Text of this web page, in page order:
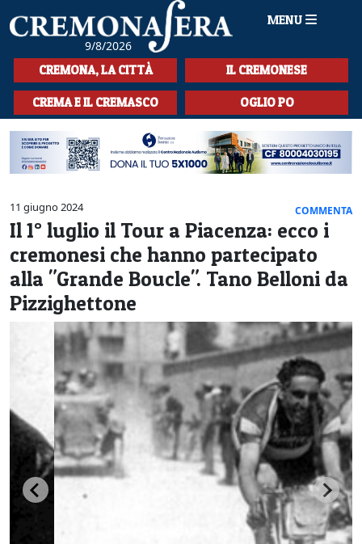
9/8/2026
MENU
HOME
CRONACA
SPORT
LA MUSICA
CULTURA
LA STORIA
SPETTACOLI
L'EDITORIALE
SEZIONI
CERCA
CREMONA, LA CITTÀ IL CREMONESE
CREMA E IL CREMASCO OGLIO PO
11 giugno 2024 COMMENTA
Il 1° luglio il Tour a Piacenza: ecco i
cremonesi che hanno partecipato
alla "Grande Boucle". Tano Belloni da
Pizzighettone